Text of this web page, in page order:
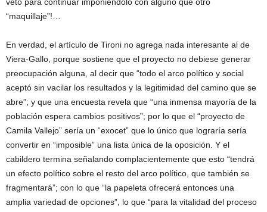
“maquillaje”!…
En verdad, el artículo de Tironi no agrega nada interesante al de
Viera-Gallo, porque sostiene que el proyecto no debiese generar
preocupación alguna, al decir que “todo el arco político y social
aceptó sin vacilar los resultados y la legitimidad del camino que se
abre”; y que una encuesta revela que “una inmensa mayoría de la
población espera cambios positivos”; por lo que el “proyecto de
Camila Vallejo” sería un “exocet” que lo único que lograría sería
convertir en “imposible” una lista única de la oposición. Y el
cabildero termina señalando complacientemente que esto “tendrá
un efecto político sobre el resto del arco político, que también se
fragmentará”; con lo que “la papeleta ofrecerá entonces una
amplia variedad de opciones”, lo que “para la vitalidad del proceso